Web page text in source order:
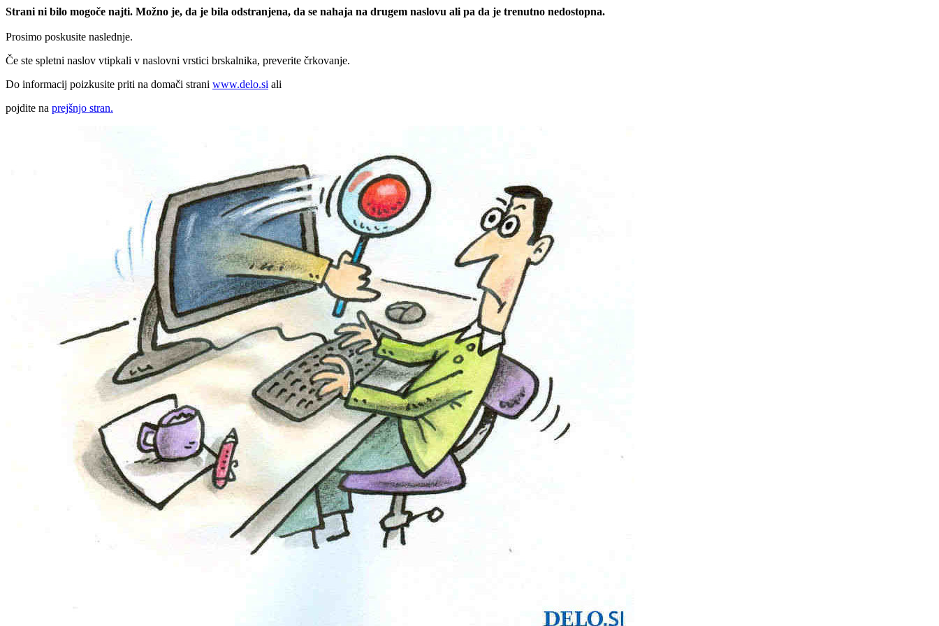
Strani ni bilo mogoče najti. Možno je, da je bila odstranjena, da se nahaja na drugem naslovu ali pa da je trenutno nedostopna.
Prosimo poskusite naslednje.
Če ste spletni naslov vtipkali v naslovni vrstici brskalnika, preverite črkovanje.
Do informacij poizkusite priti na domači strani www.delo.si ali
pojdite na prejšnjo stran.